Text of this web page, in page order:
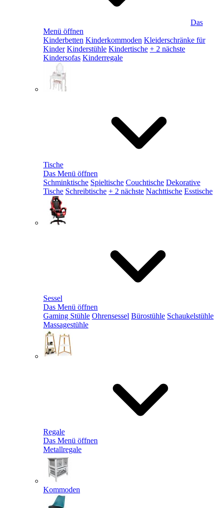
Das
Menü öffnen
Kinderbetten Kinderkommoden Kleiderschränke für
Kinder Kinderstühle Kindertische + 2 nächste
Kindersofas Kinderregale
Tische
Das Menü öffnen
Schminktische Spieltische Couchtische Dekorative
Tische Schreibtische + 2 nächste Nachttische Esstische
Sessel
Das Menü öffnen
Gaming Stühle Ohrensessel Bürostühle Schaukelstühle
Massagestühle
Regale
Das Menü öffnen
Metallregale
Kommoden